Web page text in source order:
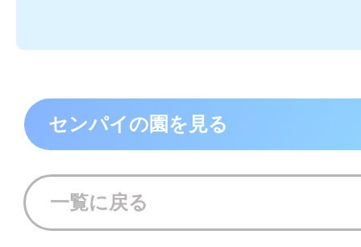
センパイの園を見る
一覧に戻る